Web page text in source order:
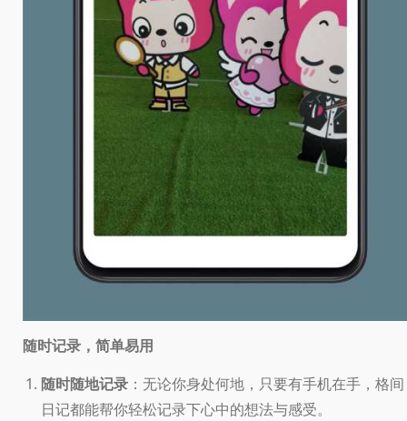
随时记录，简单易用
随时随地记录 ：无论你身处何地，只要有手机在手，格间
日记都能帮你轻松记录下心中的想法与感受。